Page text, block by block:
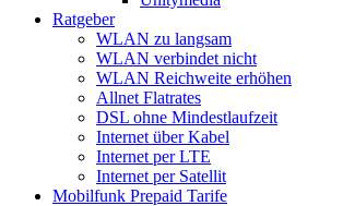
Ratgeber
WLAN zu langsam
WLAN verbindet nicht
WLAN Reichweite erhöhen
Allnet Flatrates
DSL ohne Mindestlaufzeit
Internet über Kabel
Internet per LTE
Internet per Satellit
Mobilfunk Prepaid Tarife